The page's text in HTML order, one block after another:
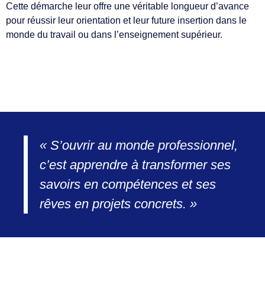
Cette démarche leur offre une véritable longueur d’avance
pour réussir leur orientation et leur future insertion dans le
monde du travail ou dans l’enseignement supérieur.
« S’ouvrir au monde professionnel,
c’est apprendre à transformer ses
savoirs en compétences et ses
rêves en projets concrets. »